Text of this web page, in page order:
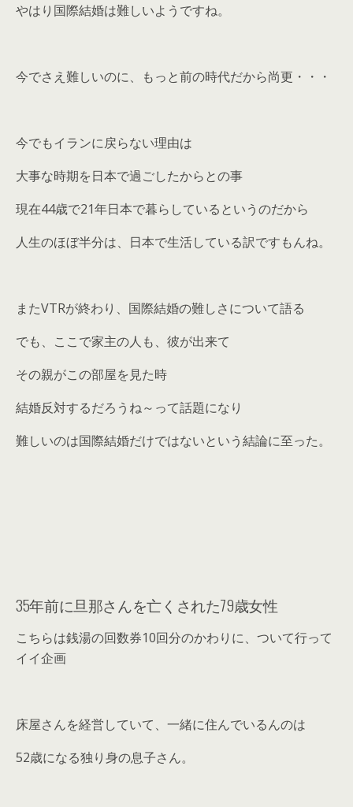
やはり国際結婚は難しいようですね。
今でさえ難しいのに、もっと前の時代だから尚更・・・
今でもイランに戻らない理由は
大事な時期を日本で過ごしたからとの事
現在44歳で21年日本で暮らしているというのだから
人生のほぼ半分は、日本で生活している訳ですもんね。
またVTRが終わり、国際結婚の難しさについて語る
でも、ここで家主の人も、彼が出来て
その親がこの部屋を見た時
結婚反対するだろうね～って話題になり
難しいのは国際結婚だけではないという結論に至った。
35年前に旦那さんを亡くされた79歳女性
こちらは銭湯の回数券10回分のかわりに、ついて行って
イイ企画
床屋さんを経営していて、一緒に住んでいるんのは
52歳になる独り身の息子さん。